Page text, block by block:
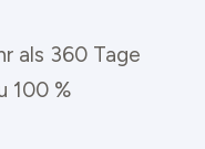
als 360 Tage
100 %